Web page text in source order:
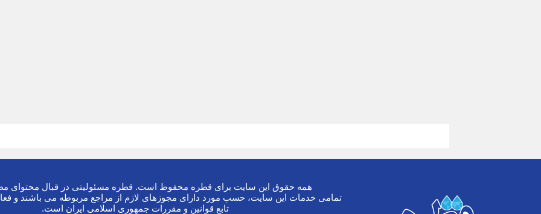
همه حقوق این سایت برای قطره محفوظ است. قطره مسئولیتی در قبال محتوای
تمامی خدمات این سایت، حسب مورد دارای مجوزهای لازم از مراجع مربوطه می باشند و
تابع قوانین و مقررات جمهوری اسلامی ایران است.